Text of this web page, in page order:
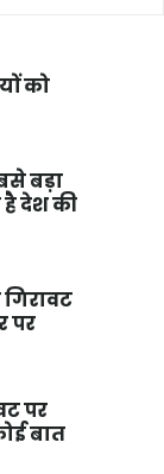
को
बड़ा
देश की
पर
पर
बात